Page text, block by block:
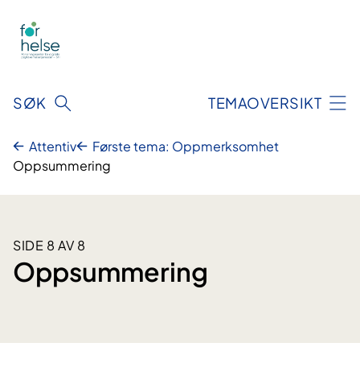
innhald
SØK TEMAOVERSIKT
Attentiv
Første tema: Oppmerksomhet
Oppsummering
SIDE 8 AV 8
Oppsummering